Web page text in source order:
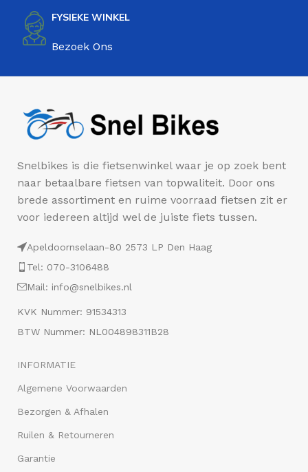
FYSIEKE WINKEL
Bezoek Ons
Snelbikes is die fietsenwinkel waar je op zoek bent
naar betaalbare fietsen van topwaliteit. Door ons
brede assortiment en ruime voorraad fietsen zit er
voor iedereen altijd wel de juiste fiets tussen.
Apeldoornselaan-80 2573 LP Den Haag
Tel: 070-3106488
Mail: info@snelbikes.nl
KVK Nummer: 91534313
BTW Nummer: NL004898311B28
INFORMATIE
Algemene Voorwaarden
Bezorgen & Afhalen
Ruilen & Retourneren
Garantie